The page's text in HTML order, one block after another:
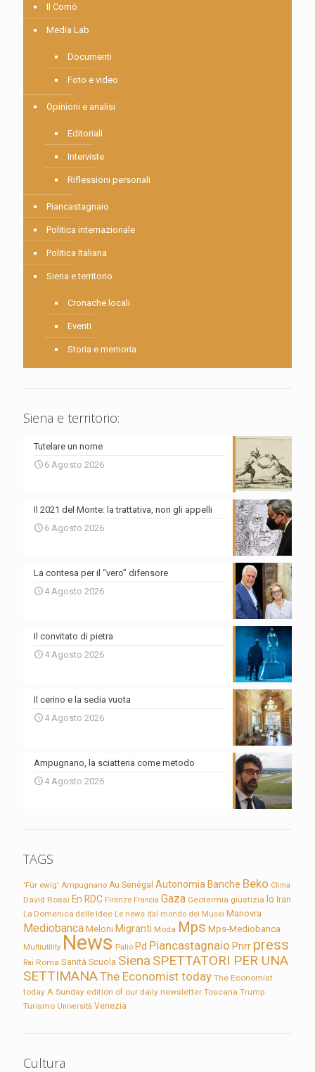
Il Comò
Media Lab
Documenti
Foto e video
Opinioni e analisi
Editoriali
Interviste
Riflessioni personali
Piancastagnaio
Politica internazionale
Politica Italiana
Siena e territorio
Cronache locali
Eventi
Storia e memoria
Siena e territorio:
Tutelare un nome
6 Agosto 2026
Il 2021 del Monte: la trattativa, non gli appelli
6 Agosto 2026
La contesa per il “vero” difensore
4 Agosto 2026
Il convitato di pietra
4 Agosto 2026
Il cerino e la sedia vuota
4 Agosto 2026
Ampugnano, la sciatteria come metodo
4 Agosto 2026
TAGS
'Für ewig' Ampugnano Au Sénégal Autonomia Banche Beko Clima
David Rossi En RDC Firenze Francia Gaza Geotermia giustizia Io Iran
La Domenica delle Idee Le news dal mondo dei Musei Manovra
Mediobanca Meloni Migranti Moda Mps Mps-Mediobanca
Multiutility News Palio Pd Piancastagnaio Pnrr press
Rai Roma Sanità Scuola Siena SPETTATORI PER UNA
SETTIMANAThe Economist today The Economist
today A Sunday edition of our daily newsletter Toscana Trump
Turismo Università Venezia
Cultura